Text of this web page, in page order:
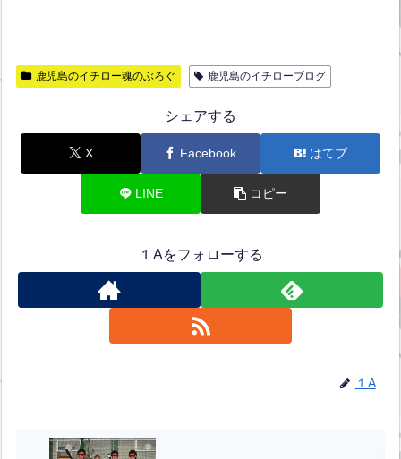
鹿児島のイチロー魂のぶろぐ 鹿児島のイチローブログ
シェアする
X Facebook はてブ
LINE コピー
１Aをフォローする
１A